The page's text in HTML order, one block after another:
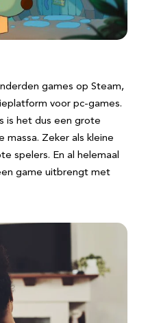
games op Steam,
voor pc-games.
is het dus een grote
massa. Zeker als kleine
spelers. En al helemaal
game uitbrengt met